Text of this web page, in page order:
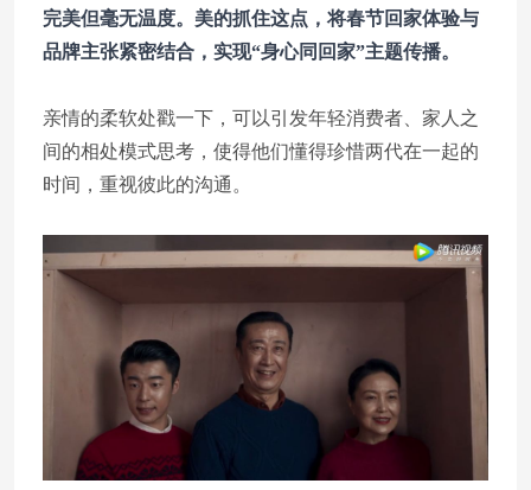
完美但毫无温度。美的抓住这点，将春节回家体验与
品牌主张紧密结合，实现“身心同回家”主题传播。
亲情的柔软处戳一下，可以引发年轻消费者、家人之
间的相处模式思考，使得他们懂得珍惜两代在一起的
时间，重视彼此的沟通。